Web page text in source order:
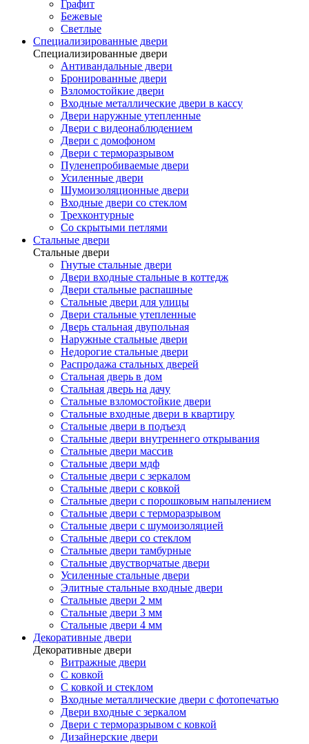
Графит
Бежевые
Светлые
Специализированные двери
Специализированные двери
Антивандальные двери
Бронированные двери
Взломостойкие двери
Входные металлические двери в кассу
Двери наружные утепленные
Двери с видеонаблюдением
Двери с домофоном
Двери с терморазрывом
Пуленепробиваемые двери
Усиленные двери
Шумоизоляционные двери
Входные двери со стеклом
Трехконтурные
Со скрытыми петлями
Стальные двери
Стальные двери
Гнутые стальные двери
Двери входные стальные в коттедж
Двери стальные распашные
Стальные двери для улицы
Двери стальные утепленные
Дверь стальная двупольная
Наружные стальные двери
Недорогие стальные двери
Распродажа стальных дверей
Стальная дверь в дом
Стальная дверь на дачу
Стальные взломостойкие двери
Стальные входные двери в квартиру
Стальные двери в подъезд
Стальные двери внутреннего открывания
Стальные двери массив
Стальные двери мдф
Стальные двери с зеркалом
Стальные двери с ковкой
Стальные двери с порошковым напылением
Стальные двери с терморазрывом
Стальные двери с шумоизоляцией
Стальные двери со стеклом
Стальные двери тамбурные
Стальные двустворчатые двери
Усиленные стальные двери
Элитные стальные входные двери
Стальные двери 2 мм
Стальные двери 3 мм
Стальные двери 4 мм
Декоративные двери
Декоративные двери
Витражные двери
С ковкой
С ковкой и стеклом
Входные металлические двери с фотопечатью
Двери входные с зеркалом
Двери с терморазрывом с ковкой
Дизайнерские двери